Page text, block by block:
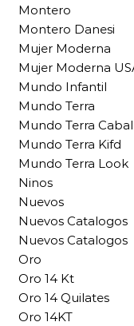
Montero
Montero Danesi
Mujer Moderna
Mujer Moderna
Mundo Infantil
Mundo Terra
Mundo Terra
Mundo Terra Kifd
Mundo Terra Look
Ninos
Nuevos
Nuevos Catalogos
Nuevos Catalogos
Oro
Oro 14 Kt
Oro 14 Quilates
Oro 14KT